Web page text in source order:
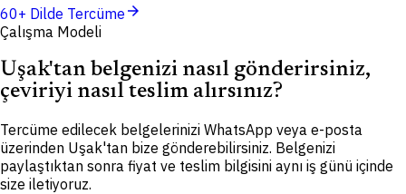
60+ Dilde Tercüme arrow_forward
Çalışma Modeli
Uşak'tan belgenizi nasıl gönderirsiniz,
çeviriyi nasıl teslim alırsınız?
Tercüme edilecek belgelerinizi WhatsApp veya e-posta
üzerinden Uşak'tan bize gönderebilirsiniz. Belgenizi
paylaştıktan sonra fiyat ve teslim bilgisini aynı iş günü içinde
size iletiyoruz.